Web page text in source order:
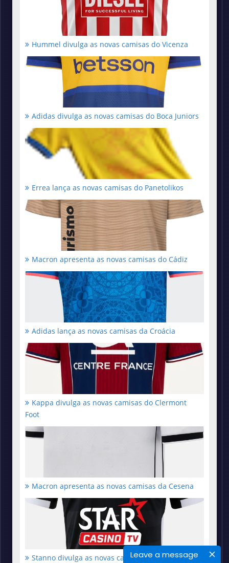
Leave a message
Hummel divulga as novas camisas do Vicenza
Adidas divulga as novas camisas do Boca Juniors
Errea lança as novas camisas do Panetolikos
Macron apresenta as novas camisas do Cádiz
Adidas lança as novas camisas da Croácia
Kappa divulga as novas camisas do Clermont
Foot
Macron apresenta as novas camisas da Cesena
Stanno divulga as novas camisas do Royal